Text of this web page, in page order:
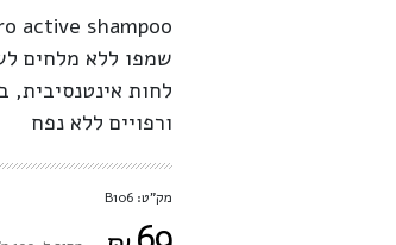
active shampoo
שמפו ללא מלחים
לחות אינטנסיבית,
ורפויים ללא נפח
מק"ט: B106